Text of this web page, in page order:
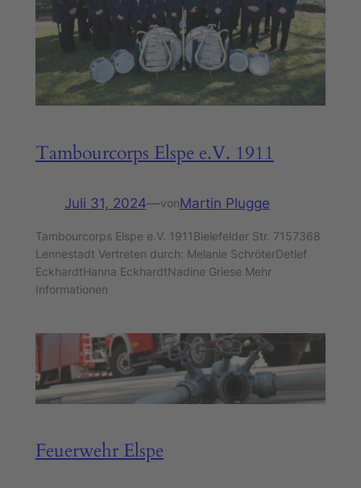
Tambourcorps Elspe e.V. 1911
Juli 31, 2024—vonMartin Plugge
Tambourcorps Elspe e.V. 1911Bielefelder Str. 7157368
Lennestadt Vertreten durch: Melanie SchröterDetlef
EckhardtHanna EckhardtNadine Griese Mehr
Informationen
Feuerwehr Elspe